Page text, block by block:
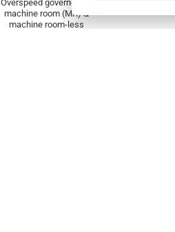
Overspeed governor for
machine room (MR) &
machine room-less